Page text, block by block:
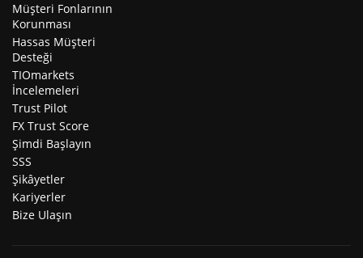
Müşteri Fonlarının
Korunması
Hassas Müşteri
Desteği
TIOmarkets
İncelemeleri
Trust Pilot
FX Trust Score
Şimdi Başlayın
SSS
Şikâyetler
Kariyerler
Bize Ulaşın